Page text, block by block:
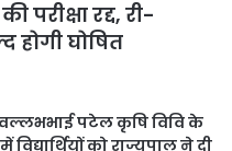
परीक्षा रद्द, री-
होगी घोषित
पटेल कृषि विवि के
विद्यार्थियों को राज्यपाल ने दी